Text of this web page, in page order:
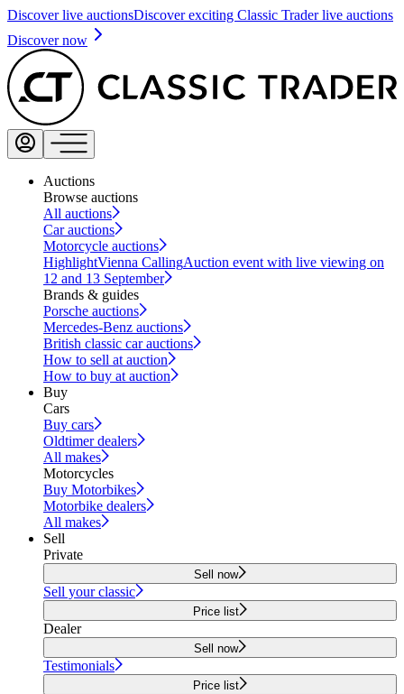
Discover live auctionsDiscover exciting Classic Trader live auctions
Discover now
Auctions
Browse auctions
All auctions
Car auctions
Motorcycle auctions
HighlightVienna CallingAuction event with live viewing on
12 and 13 September
Brands & guides
Porsche auctions
Mercedes-Benz auctions
British classic car auctions
How to sell at auction
How to buy at auction
Buy
Cars
Buy cars
Oldtimer dealers
All makes
Motorcycles
Buy Motorbikes
Motorbike dealers
All makes
Sell
Private
Sell now
Sell your classic
Price list
Dealer
Sell now
Testimonials
Price list